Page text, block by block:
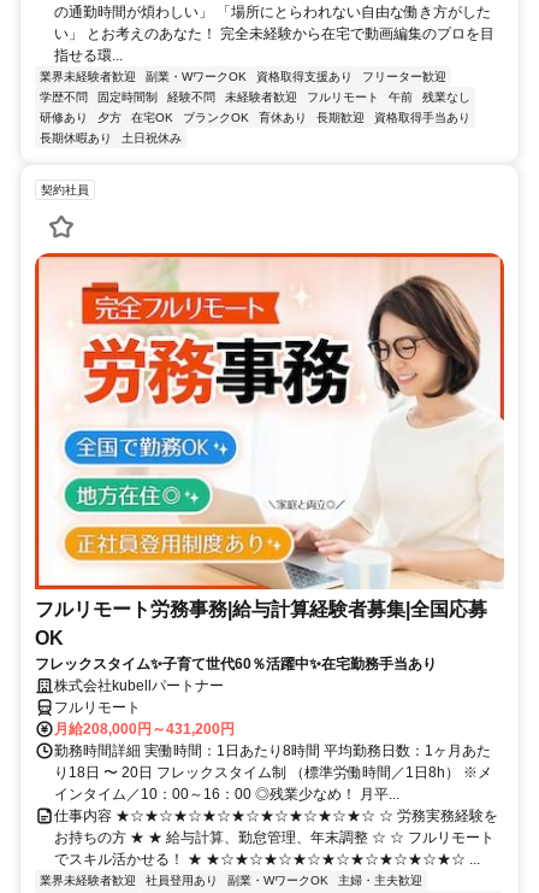
の通勤時間が煩わしい」 「場所にとらわれない自由な働き方がした
い」 とお考えのあなた！ 完全未経験から在宅で動画編集のプロを目
指せる環...
業界未経験者歓迎 副業・WワークOK 資格取得支援あり
フリーター歓迎
学歴不問
固定時間制 経験不問 未経験者歓迎 フルリモート 午前
残業なし
研修あり
夕方 在宅OK ブランクOK 育休あり 長期歓迎
資格取得手当あり
長期休暇あり
土日祝休み
契約社員
フルリモート労務事務|給与計算経験者募集|全国応募
OK
フレックスタイム✨子育て世代60％活躍中✨在宅勤務手当あり
株式会社kubellパートナー
フルリモート
月給208,000円～431,200円
勤務時間詳細 実働時間：1日あたり8時間 平均勤務日数：1ヶ月あた
り18日 〜 20日 フレックスタイム制 （標準労働時間／1日8h） ※メ
インタイム／10：00～16：00 ◎残業少なめ！ 月平...
仕事内容 ★☆★☆★☆★☆★☆★☆★☆★☆★☆ ☆ 労務実務経験を
お持ちの方 ★ ★ 給与計算、勤怠管理、年末調整 ☆ ☆ フルリモート
でスキル活かせる！ ★ ★☆★☆★☆★☆★☆★☆★☆★☆★☆ ...
業界未経験者歓迎 社員登用あり 副業・WワークOK
主婦・主夫歓迎